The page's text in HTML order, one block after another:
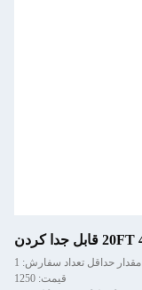
مقدار حداقل تعداد سفارش: 1
قیمت: 1250